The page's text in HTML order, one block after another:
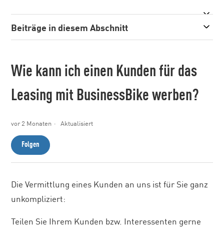
Beiträge in diesem Abschnitt
Wie kann ich einen Kunden für das
Leasing mit BusinessBike werben?
vor 2 Monaten Aktualisiert
Folgen
Die Vermittlung eines Kunden an uns ist für Sie ganz
unkompliziert:
Teilen Sie Ihrem Kunden bzw. Interessenten gerne